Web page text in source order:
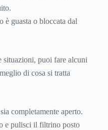
è guasta o bloccata dal
situazioni, puoi fare alcuni
di cosa si tratta
completamente aperto.
e pulisci il filtrino posto